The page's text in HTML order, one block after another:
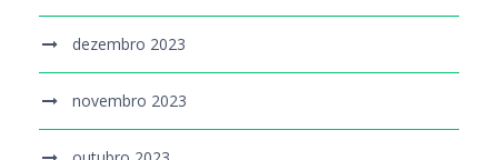
dezembro 2023
novembro 2023